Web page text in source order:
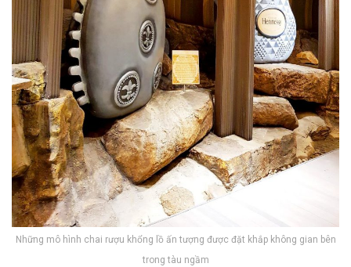
Những mô hình chai rượu khổng lồ ấn tượng được đặt khắp không gian bên
trong tàu ngầm